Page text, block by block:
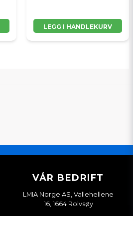
LEGG I HANDLEKURV
VÅR BEDRIFT
LMIA Norge AS, Vallehellene
16, 1664 Rolvsøy
Org. nr. 933898814